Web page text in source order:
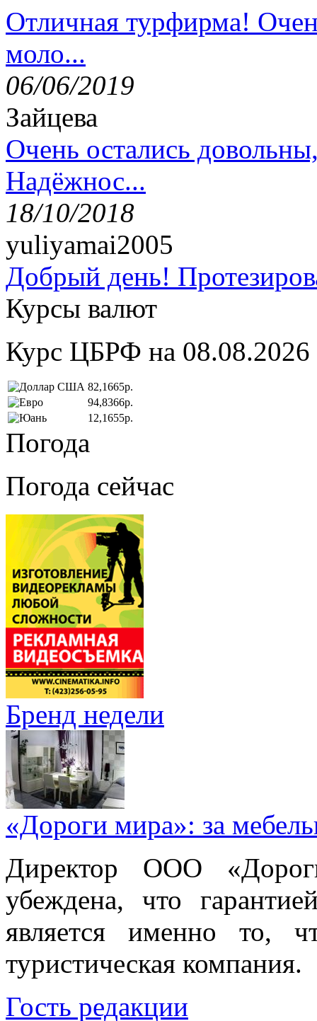
Отличная турфирма!
моло...
06/06/2019
Зайцева
Очень остались
Надёжнос...
18/10/2018
yuliyamai2005
Добрый день!
Курсы валют
Курс ЦБРФ на 08.08.2026
82,1665р.
94,8366р.
12,1655р.
Погода
Погода сейчас
Бренд недели
«Дороги мира»: за
Директор ООО
убеждена, что
является именно то,
туристическая компания.
Гость редакции